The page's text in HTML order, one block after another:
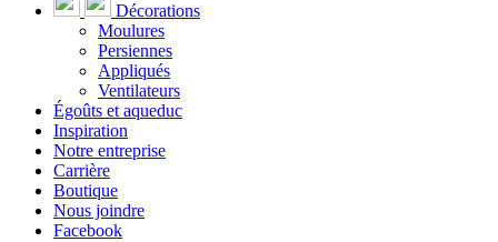
Décorations
Moulures
Persiennes
Appliqués
Ventilateurs
Égoûts et aqueduc
Inspiration
Notre entreprise
Carrière
Boutique
Nous joindre
Facebook